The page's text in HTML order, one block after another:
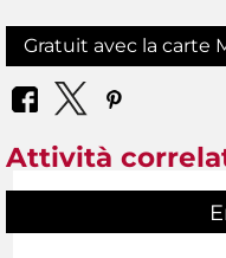
Gratuit avec la carte
Attività